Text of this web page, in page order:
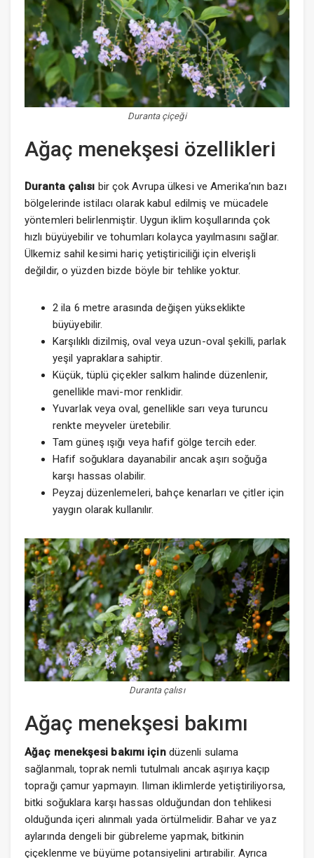
Duranta çiçeği
Ağaç menekşesi özellikleri
Duranta çalısı bir çok Avrupa ülkesi ve Amerika’nın bazı
bölgelerinde istilacı olarak kabul edilmiş ve mücadele
yöntemleri belirlenmiştir. Uygun iklim koşullarında çok
hızlı büyüyebilir ve tohumları kolayca yayılmasını sağlar.
Ülkemiz sahil kesimi hariç yetiştiriciliği için elverişli
değildir, o yüzden bizde böyle bir tehlike yoktur.
2 ila 6 metre arasında değişen yükseklikte
büyüyebilir.
Karşılıklı dizilmiş, oval veya uzun-oval şekilli, parlak
yeşil yapraklara sahiptir.
Küçük, tüplü çiçekler salkım halinde düzenlenir,
genellikle mavi-mor renklidir.
Yuvarlak veya oval, genellikle sarı veya turuncu
renkte meyveler üretebilir.
Tam güneş ışığı veya hafif gölge tercih eder.
Hafif soğuklara dayanabilir ancak aşırı soğuğa
karşı hassas olabilir.
Peyzaj düzenlemeleri, bahçe kenarları ve çitler için
yaygın olarak kullanılır.
Duranta çalısı
Ağaç menekşesi bakımı
Ağaç menekşesi bakımı içindüzenli sulama
sağlanmalı, toprak nemli tutulmalı ancak aşırıya kaçıp
toprağı çamur yapmayın. Ilıman iklimlerde yetiştiriliyorsa,
bitki soğuklara karşı hassas olduğundan don tehlikesi
olduğunda içeri alınmalı yada örtülmelidir. Bahar ve yaz
aylarında dengeli bir gübreleme yapmak, bitkinin
çiçeklenme ve büyüme potansiyelini artırabilir. Ayrıca